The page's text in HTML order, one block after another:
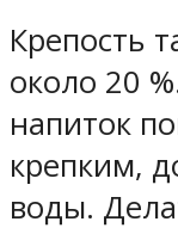
Крепость
около 20
напиток
крепким,
воды.